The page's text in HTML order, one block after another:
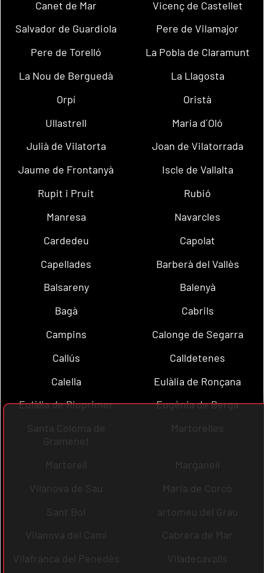
Canet de Mar
Vicenç de Castellet
Salvador de Guardiola
Pere de Vilamajor
Pere de Torelló
La Pobla de Claramunt
La Nou de Berguedà
La Llagosta
Orpí
Oristà
Ullastrell
Maria d´Oló
Julià de Vilatorta
Joan de Vilatorrada
Jaume de Frontanyà
Iscle de Vallalta
Rupit i Pruit
Rubió
Manresa
Navarcles
Cardedeu
Capolat
Capellades
Barberà del Vallès
Balsareny
Balenyà
Bagà
Cabrils
Campins
Calonge de Segarra
Callús
Calldetenes
Calella
Eulàlia de Ronçana
Eulàlia de Riuprimer
Eugènia de Berga
Santa Coloma de
Gramenet
Martorelles
Martorell
Marganell
Vilanova de Sau
Maria de Corcó
Sant Boi
artomeu del Grau
Vilanova del Camí
Cabrera de Mar
Vilafranca del Penedès
Viladecavalls